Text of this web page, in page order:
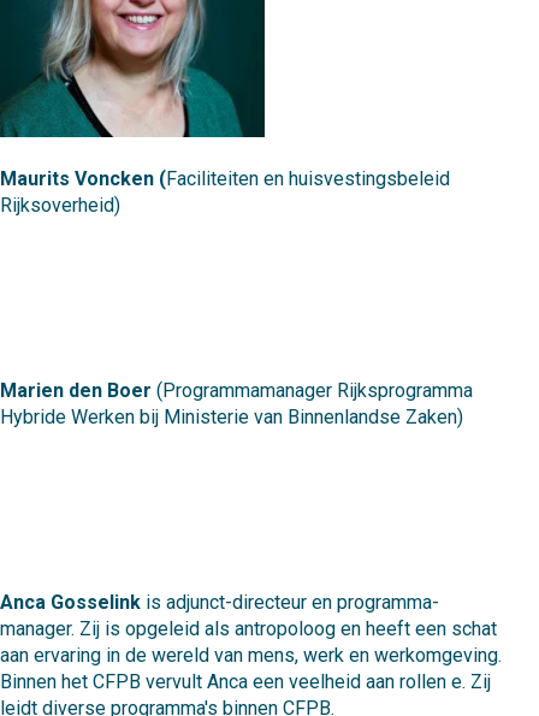
Maurits Voncken (Faciliteiten en huisvestingsbeleid
Rijksoverheid)
Marien den Boer (Programmamanager Rijksprogramma
Hybride Werken bij Ministerie van Binnenlandse Zaken)
Anca Gosselink is adjunct-directeur en programma-
manager. Zij is opgeleid als antropoloog en heeft een schat
aan ervaring in de wereld van mens, werk en werkomgeving.
Binnen het CFPB vervult Anca een veelheid aan rollen e. Zij
leidt diverse programma's binnen CFPB.